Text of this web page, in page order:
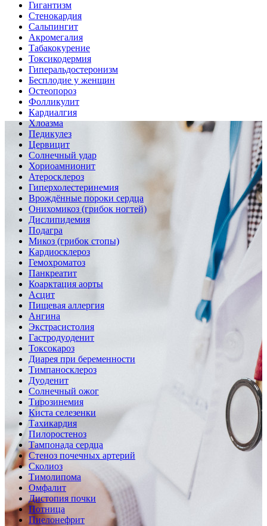
Гигантизм
Стенокардия
Сальпингит
Акромегалия
Табакокурение
Токсикодермия
Гиперальдостеронизм
Бесплодие у женщин
Остеопороз
Фолликулит
Кардиалгия
Хлоазма
Педикулез
Цервицит
Солнечный удар
Хориоамнионит
Атеросклероз
Гиперхолестеринемия
Врождённые пороки сердца
Онихомикоз (грибок ногтей)
Дислипидемия
Подагра
Микоз (грибок стопы)
Кардиосклероз
Гемохроматоз
Панкреатит
Коарктация аорты
Асцит
Пищевая аллергия
Ангина
Экстрасистолия
Гастродуоденит
Токсокароз
Диарея при беременности
Тимпаносклероз
Дуоденит
Солнечный ожог
Тирозинемия
Киста селезенки
Тахикардия
Пилоростеноз
Тампонада сердца
Стеноз почечных артерий
Сколиоз
Тимолипома
Омфалит
Дистопия почки
Потница
Пиелонефрит